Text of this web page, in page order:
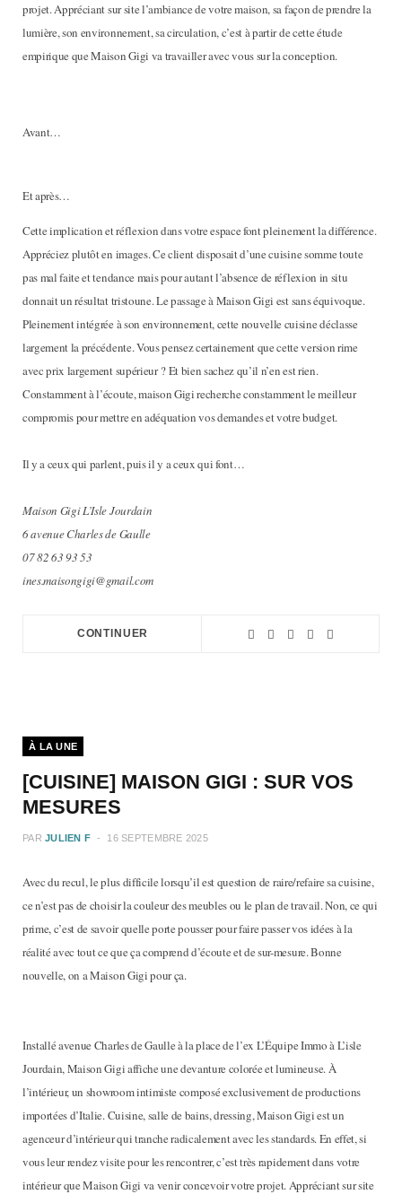
projet. Appréciant sur site l’ambiance de votre maison, sa façon de prendre la
lumière, son environnement, sa circulation, c’est à partir de cette étude
empirique que Maison Gigi va travailler avec vous sur la conception.
Avant…
Et après…
Cette implication et réflexion dans votre espace font pleinement la différence.
Appréciez plutôt en images. Ce client disposait d’une cuisine somme toute
pas mal faite et tendance mais pour autant l’absence de réflexion in situ
donnait un résultat tristoune. Le passage à Maison Gigi est sans équivoque.
Pleinement intégrée à son environnement, cette nouvelle cuisine déclasse
largement la précédente. Vous pensez certainement que cette version rime
avec prix largement supérieur ? Et bien sachez qu’il n’en est rien.
Constamment à l’écoute, maison Gigi recherche constamment le meilleur
compromis pour mettre en adéquation vos demandes et votre budget.
Il y a ceux qui parlent, puis il y a ceux qui font…
Maison Gigi L’Isle Jourdain
6 avenue Charles de Gaulle
07 82 63 93 53
ines.maisongigi@gmail.com
CONTINUER
À LA UNE
[CUISINE] MAISON GIGI : SUR VOS
MESURES
PAR JULIEN F 16 SEPTEMBRE 2025
Avec du recul, le plus difficile lorsqu’il est question de raire/refaire sa cuisine,
ce n’est pas de choisir la couleur des meubles ou le plan de travail. Non, ce qui
prime, c’est de savoir quelle porte pousser pour faire passer vos idées à la
réalité avec tout ce que ça comprend d’écoute et de sur-mesure. Bonne
nouvelle, on a Maison Gigi pour ça.
Installé avenue Charles de Gaulle à la place de l’ex L’Équipe Immo à L’isle
Jourdain, Maison Gigi affiche une devanture colorée et lumineuse. À
l’intérieur, un showroom intimiste composé exclusivement de productions
importées d’Italie. Cuisine, salle de bains, dressing, Maison Gigi est un
agenceur d’intérieur qui tranche radicalement avec les standards. En effet, si
vous leur rendez visite pour les rencontrer, c’est très rapidement dans votre
intérieur que Maison Gigi va venir concevoir votre projet. Appréciant sur site